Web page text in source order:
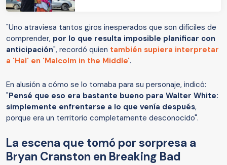
"Uno atraviesa tantos giros inesperados que son difíciles de
comprender, por lo que resulta imposible planificar con
anticipación", recordó quien también supiera interpretar
a 'Hal' en 'Malcolm in the Middle'.
En alusión a cómo se lo tomaba para su personaje, indicó:
"Pensé que eso era bastante bueno para Walter White:
simplemente enfrentarse a lo que venía después,
porque era un territorio completamente desconocido".
La escena que tomó por sorpresa a
Bryan Cranston en Breaking Bad